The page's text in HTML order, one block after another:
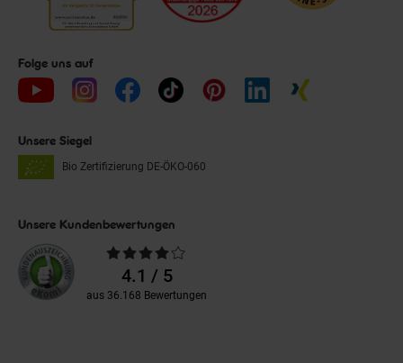
Folge uns auf
Unsere Siegel
Bio Zertifizierung DE-ÖKO-060
Unsere Kundenbewertungen
Durchschnittliche
Bewertungen4.1 / 5
aus 36.168 Bewertungen